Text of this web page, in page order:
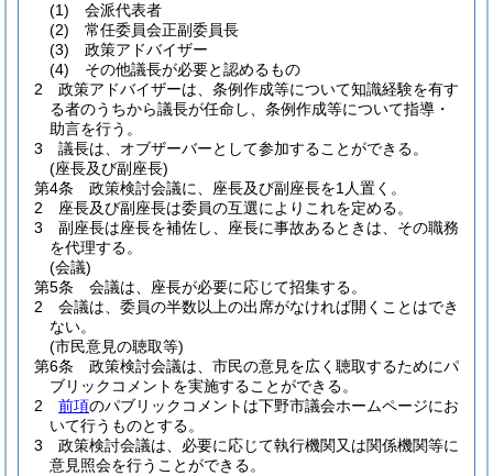
(1)
会派代表者
(2)
常任委員会正副委員長
(3)
政策アドバイザー
(4)
その他議長が必要と認めるもの
2
政策アドバイザーは、条例作成等について知識経験を有す
る者のうちから議長が任命し、条例作成等について指導・
助言を行う。
3
議長は、オブザーバーとして参加することができる。
(座長及び副座長)
第4条
政策検討会議に、座長及び副座長を1人置く。
2
座長及び副座長は委員の互選によりこれを定める。
3
副座長は座長を補佐し、座長に事故あるときは、その職務
を代理する。
(会議)
第5条
会議は、座長が必要に応じて招集する。
2
会議は、委員の半数以上の出席がなければ開くことはでき
ない。
(市民意見の聴取等)
第6条
政策検討会議は、市民の意見を広く聴取するためにパ
ブリックコメントを実施することができる。
2
前項のパブリックコメントは下野市議会ホームページにお
いて行うものとする。
3
政策検討会議は、必要に応じて執行機関又は関係機関等に
意見照会を行うことができる。